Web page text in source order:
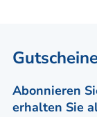
Abonnieren
erhalten Sie